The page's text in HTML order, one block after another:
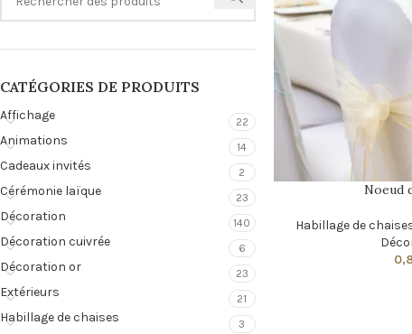
CATÉGORIES DE PRODUITS
Affichage 22
Animations 14
Cadeaux invités 2
Cérémonie laïque 23
Décoration 140
Décoration cuivrée 6
Décoration or 23
Extérieurs 21
Habillage de chaises 3
Noeud
Habillage de